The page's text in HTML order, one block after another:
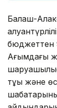
Балқаш-
бюджеттен
Ағымдағы
тұқы және